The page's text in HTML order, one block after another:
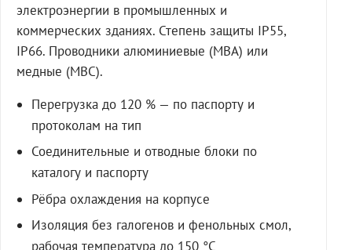
электроэнергии в промышленных и
коммерческих зданиях. Степень защиты IP55,
IP66. Проводники алюминиевые (МВА) или
медные (МВС).
Перегрузка до 120 % — по паспорту и
протоколам на тип
Соединительные и отводные блоки по
каталогу и паспорту
Рёбра охлаждения на корпусе
Изоляция без галогенов и фенольных смол,
рабочая температура до 150 °C